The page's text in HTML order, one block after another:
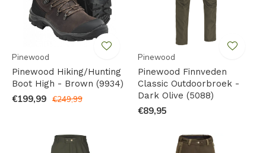
Pinewood
Pinewood Hiking/Hunting
Boot High - Brown (9934)
€199,99 €249,99
Pinewood
Pinewood Finnveden
Classic Outdoorbroek -
Dark Olive (5088)
€89,95